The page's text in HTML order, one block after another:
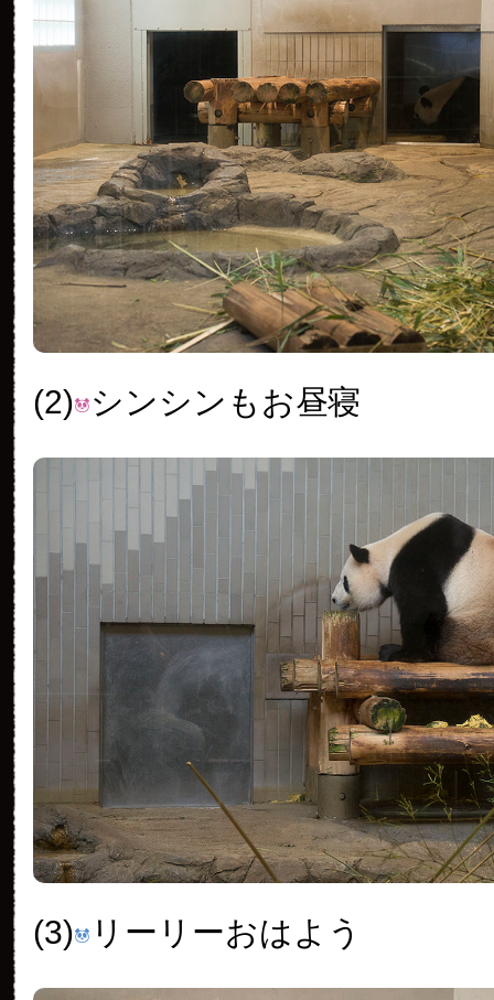
(2) シンシンもお昼寝
(3) リーリーおはよう